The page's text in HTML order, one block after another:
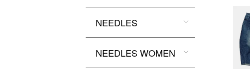
NEEDLES
NEEDLES WOMEN